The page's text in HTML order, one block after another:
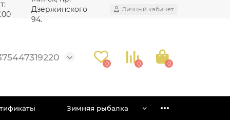
Дзержинского
94.
Личный кабинет
0 0 0
Зимняя рыбалка